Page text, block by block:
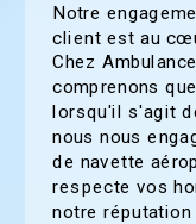
Notre
client est au
Chez
comprenons
lorsqu'il s'agit
nous nous
de navette
respecte vos
notre